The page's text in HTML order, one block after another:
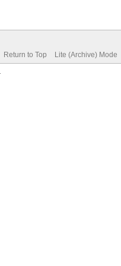
Return to Top Lite (Archive) Mode